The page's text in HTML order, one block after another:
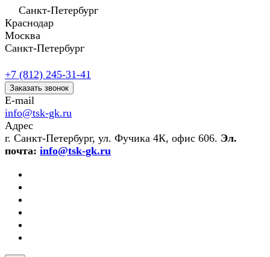
Санкт-Петербург
Краснодар
Москва
Санкт-Петербург
+7 (812) 245-31-41
Заказать звонок
E-mail
info@tsk-gk.ru
Адрес
г. Санкт-Петербург, ул. Фучика 4К, офис 606. Эл.
почта: info@tsk-gk.ru